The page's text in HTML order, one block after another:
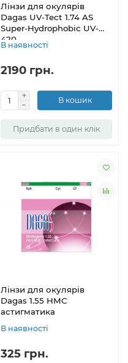
Лінзи для окулярів
Dagas UV-Tect 1.74 AS
Super-Hydrophobic UV-
420
В наявності
2190 грн.
В кошик
Придбати в один клік
Лінзи для окулярів
Dagas 1.55 HMC
астигматика
В наявності
325 грн.